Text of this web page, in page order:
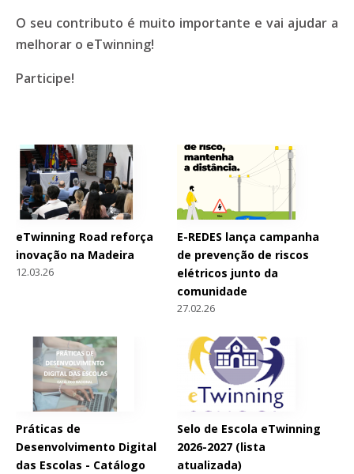
O seu contributo é muito importante e vai ajudar a
melhorar o eTwinning!
Participe!
eTwinning Road reforça
inovação na Madeira
12.03.26
E-REDES lança campanha
de prevenção de riscos
elétricos junto da
comunidade
27.02.26
Práticas de
Desenvolvimento Digital
das Escolas - Catálogo
Selo de Escola eTwinning
2026-2027 (lista
atualizada)